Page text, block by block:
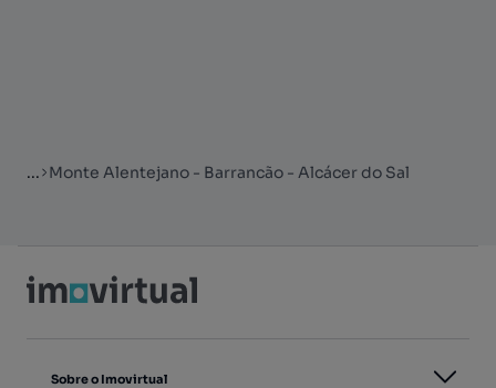
... Monte Alentejano - Barrancão - Alcácer do Sal
Sobre o Imovirtual